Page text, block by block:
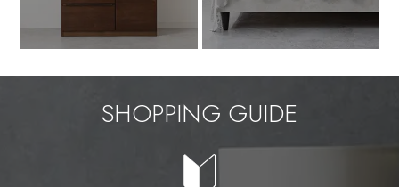
SHOPPING GUIDE